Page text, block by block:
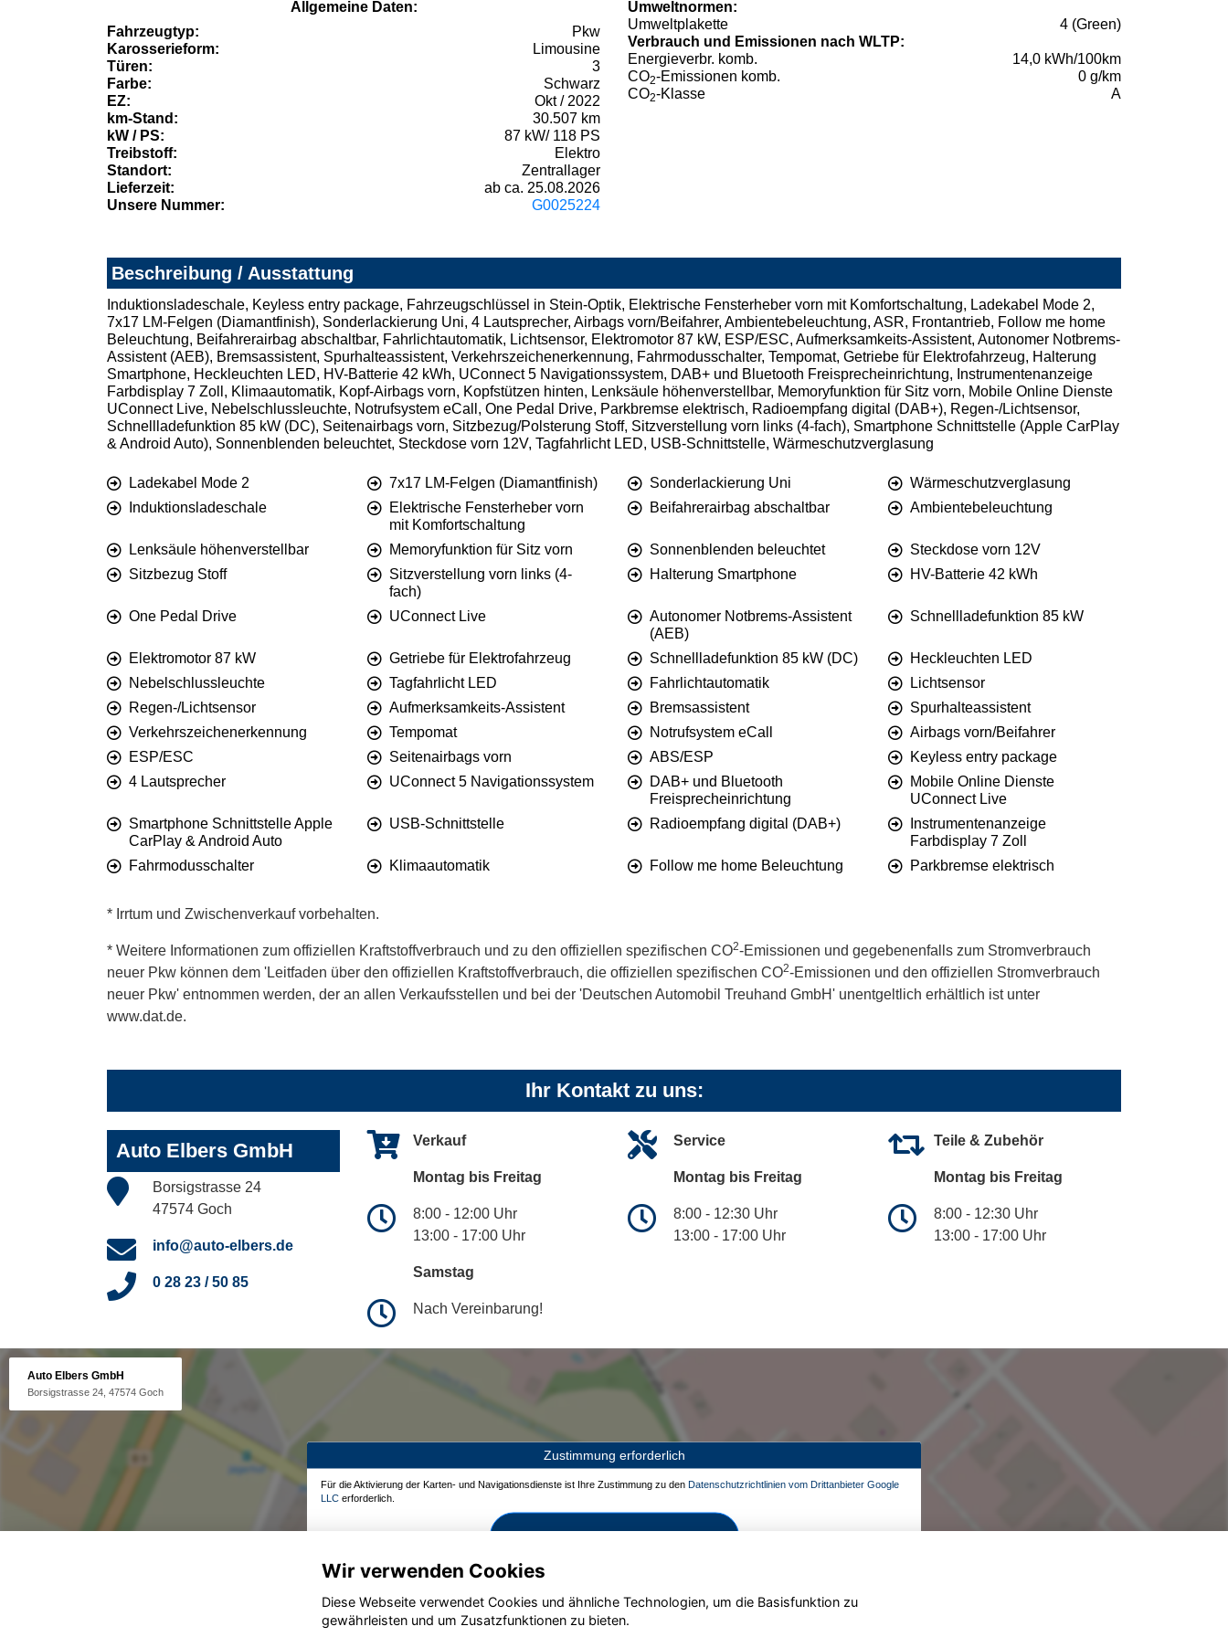
Allgemeine Daten:
Fahrzeugtyp:
Pkw
Karosserieform:
Limousine
Türen:
3
Farbe:
Schwarz
EZ:
Okt / 2022
km-Stand:
30.507 km
kW / PS:
87 kW/ 118 PS
Treibstoff:
Elektro
Standort:
Zentrallager
Lieferzeit:
ab ca. 25.08.2026
Unsere Nummer:
G0025224
Umweltnormen:
Umweltplakette
4 (Green)
Verbrauch und Emissionen nach WLTP:
Energieverbr. komb.
14,0 kWh/100km
CO2-Emissionen komb.
0 g/km
CO2-Klasse A
Beschreibung / Ausstattung
Induktionsladeschale, Keyless entry package, Fahrzeugschlüssel in Stein-Optik, Elektrische Fensterheber vorn mit Komfortschaltung, Ladekabel Mode 2,
7x17 LM-Felgen (Diamantfinish), Sonderlackierung Uni, 4 Lautsprecher, Airbags vorn/Beifahrer, Ambientebeleuchtung, ASR, Frontantrieb, Follow me home
Beleuchtung, Beifahrerairbag abschaltbar, Fahrlichtautomatik, Lichtsensor, Elektromotor 87 kW, ESP/ESC, Aufmerksamkeits-Assistent, Autonomer Notbrems-
Assistent (AEB), Bremsassistent, Spurhalteassistent, Verkehrszeichenerkennung, Fahrmodusschalter, Tempomat, Getriebe für Elektrofahrzeug, Halterung
Smartphone, Heckleuchten LED, HV-Batterie 42 kWh, UConnect 5 Navigationssystem, DAB+ und Bluetooth Freisprecheinrichtung, Instrumentenanzeige
Farbdisplay 7 Zoll, Klimaautomatik, Kopf-Airbags vorn, Kopfstützen hinten, Lenksäule höhenverstellbar, Memoryfunktion für Sitz vorn, Mobile Online Dienste
UConnect Live, Nebelschlussleuchte, Notrufsystem eCall, One Pedal Drive, Parkbremse elektrisch, Radioempfang digital (DAB+), Regen-/Lichtsensor,
Schnellladefunktion 85 kW (DC), Seitenairbags vorn, Sitzbezug/Polsterung Stoff, Sitzverstellung vorn links (4-fach), Smartphone Schnittstelle (Apple CarPlay
& Android Auto), Sonnenblenden beleuchtet, Steckdose vorn 12V, Tagfahrlicht LED, USB-Schnittstelle, Wärmeschutzverglasung
Ladekabel Mode 2 7x17 LM-Felgen (Diamantfinish) Sonderlackierung Uni
Wärmeschutzverglasung
Induktionsladeschale
Elektrische Fensterheber vorn
mit Komfortschaltung
Beifahrerairbag abschaltbar Ambientebeleuchtung
Lenksäule höhenverstellbar Memoryfunktion für Sitz vorn Sonnenblenden beleuchtet
Steckdose vorn 12V
Sitzbezug Stoff
Sitzverstellung vorn links (4-
fach)
Halterung Smartphone HV-Batterie 42 kWh
One Pedal Drive UConnect Live
Autonomer Notbrems-Assistent
(AEB)
Schnellladefunktion 85 kW
Elektromotor 87 kW Getriebe für Elektrofahrzeug Schnellladefunktion 85 kW (DC)
Heckleuchten LED
Nebelschlussleuchte
Tagfahrlicht LED Fahrlichtautomatik
Lichtsensor
Regen-/Lichtsensor
Aufmerksamkeits-Assistent Bremsassistent
Spurhalteassistent
Verkehrszeichenerkennung
Tempomat Notrufsystem eCall
Airbags vorn/Beifahrer
ESP/ESC
Seitenairbags vorn ABS/ESP
Keyless entry package
4 Lautsprecher
UConnect 5 Navigationssystem
DAB+ und Bluetooth
Freisprecheinrichtung
Mobile Online Dienste
UConnect Live
Smartphone Schnittstelle Apple
CarPlay & Android Auto
USB-Schnittstelle Radioempfang digital (DAB+)
Instrumentenanzeige
Farbdisplay 7 Zoll
Fahrmodusschalter
Klimaautomatik Follow me home Beleuchtung Parkbremse elektrisch
* Irrtum und Zwischenverkauf vorbehalten.
* Weitere Informationen zum offiziellen Kraftstoffverbrauch und zu den offiziellen spezifischen CO2-Emissionen und gegebenenfalls zum Stromverbrauch
neuer Pkw können dem 'Leitfaden über den offiziellen Kraftstoffverbrauch, die offiziellen spezifischen CO2-Emissionen und den offiziellen Stromverbrauch
neuer Pkw' entnommen werden, der an allen Verkaufsstellen und bei der 'Deutschen Automobil Treuhand GmbH' unentgeltlich erhältlich ist unter
www.dat.de.
Ihr Kontakt zu uns:
Auto Elbers GmbH
Borsigstrasse 24
47574 Goch
info@auto-elbers.de
0 28 23 / 50 85
Verkauf
Montag bis Freitag
8:00 - 12:00 Uhr
13:00 - 17:00 Uhr
Samstag
Nach Vereinbarung!
Service
Montag bis Freitag
8:00 - 12:30 Uhr
13:00 - 17:00 Uhr
Teile & Zubehör
Montag bis Freitag
8:00 - 12:30 Uhr
13:00 - 17:00 Uhr
Auto Elbers GmbH
Borsigstrasse 24, 47574 Goch
Zustimmung erforderlich
Für die Aktivierung der Karten- und Navigationsdienste ist Ihre Zustimmung zu den Datenschutzrichtlinien vom Drittanbieter Google
LLC erforderlich.
Zustimmen und aktivieren
Wir verwenden Cookies
Diese Webseite verwendet Cookies und ähnliche Technologien, um die Basisfunktion zu
gewährleisten und um Zusatzfunktionen zu bieten.